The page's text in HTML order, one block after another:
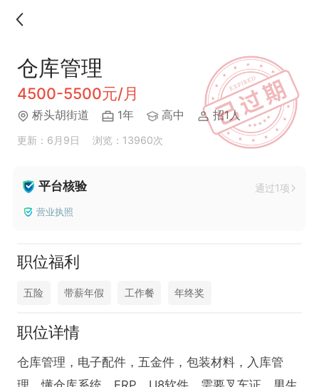
仓库管理
4500-5500元/月
桥头胡街道 1年 高中 招1人
更新：6月9日 浏览：13960次
平台核验 通过1项
营业执照
职位福利
五险 带薪年假 工作餐 年终奖
职位详情
仓库管理，电子配件，五金件，包装材料，入库管